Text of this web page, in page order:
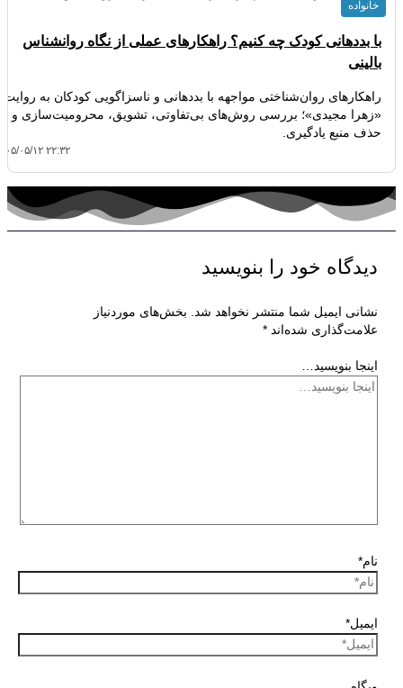
با بددهانی کودک چه کنیم؟ راهکارهای عملی از نگاه روانشناس
بالینی
راهکارهای روان‌شناختی مواجهه با بددهانی و ناسزاگویی کودکان به روایت
«زهرا مجیدی»؛ بررسی روش‌های بی‌تفاوتی، تشویق، محرومیت‌سازی و
حذف منبع یادگیری.
۱۴۰۵/۰۵/۱۲
خانواده
دیدگاه‌ خود را بنویسید
نشانی ایمیل شما منتشر نخواهد شد.
بخش‌های موردنیاز
علامت‌گذاری شده‌اند *
اینجا بنویسید…
نام*
ایمیل*